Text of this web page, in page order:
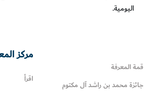
اليومية.
قمة المعرفة
جائزة محمد بن راشد آل مكتوم
مركز
اقرأ